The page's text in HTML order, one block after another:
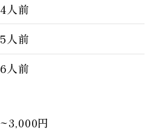
4人前
5人前
6人前
~3,000円